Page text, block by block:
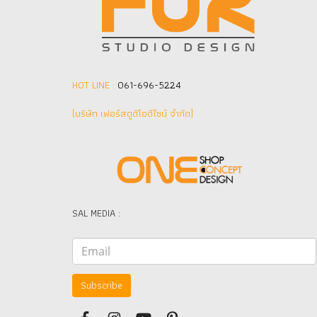
HOT LINE : 061-696-5224
(บริษัท เฟอร์สตูดิโอดีไซน์ จำกัด]
SAL MEDIA :
Subscribe